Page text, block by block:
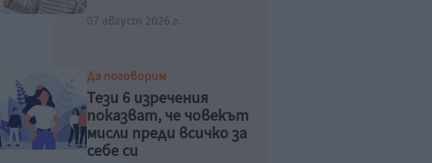
07 август 2026 г.
Да поговорим
Тези 6 изречения
показват, че човекът
мисли преди всичко за
себе си